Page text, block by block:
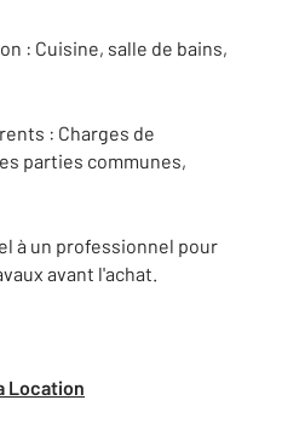
: Cuisine, salle de bains,
: Charges de
parties communes,
à un professionnel pour
avant l'achat.
Location